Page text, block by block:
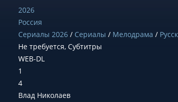
2026
Россия
Сериалы 2026 / Сериалы / Мелодрама /
Не требуется, Субтитры
WEB-DL
1
4
Влад Николаев